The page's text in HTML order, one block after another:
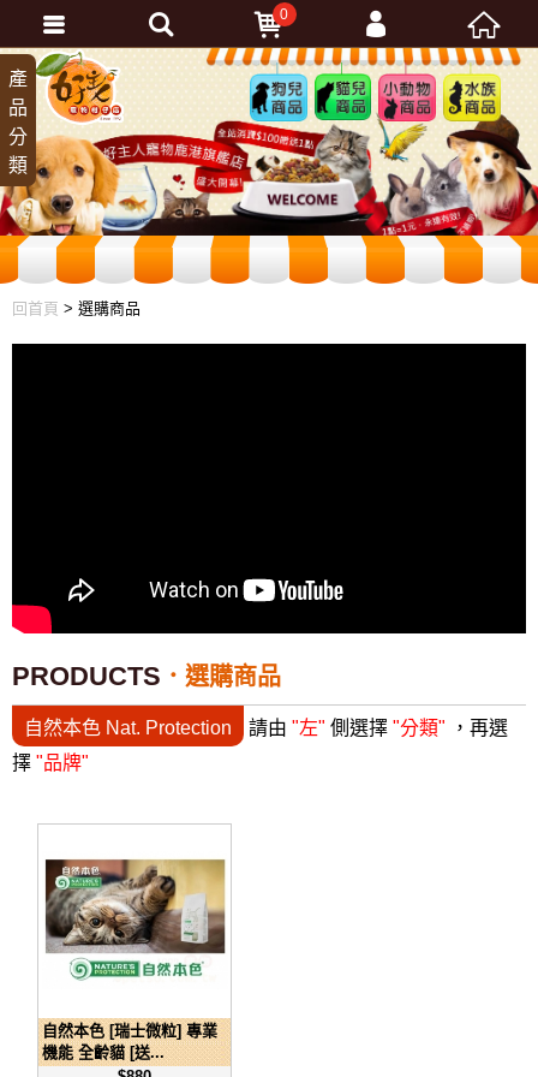
狗兒
商品
貓兒
商品
小動
物商
品
水族
商品
回首頁 > 選購商品
產
品
分
類
PRODUCTS 選購商品
自然本色 Nat. Protection 請由 "左" 側選擇 "分類" ，再選
擇 "品牌"
自然本色 [瑞士微粒] 專業
機能 全齡貓 [送...
0
會員登入
忘記密碼
加入會員
訂單查詢